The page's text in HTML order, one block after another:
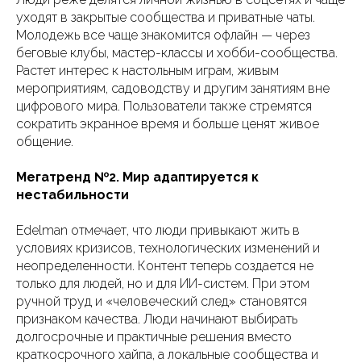
уходят в закрытые сообщества и приватные чаты.
Молодежь все чаще знакомится офлайн — через
беговые клубы, мастер-классы и хобби-сообщества.
Растет интерес к настольным играм, живым
мероприятиям, садоводству и другим занятиям вне
цифрового мира. Пользователи также стремятся
сократить экранное время и больше ценят живое
общение.
Мегатренд №2. Мир адаптируется к
нестабильности
Edelman отмечает, что люди привыкают жить в
условиях кризисов, технологических изменений и
неопределенности. Контент теперь создается не
только для людей, но и для ИИ-систем. При этом
ручной труд и «человеческий след» становятся
признаком качества. Люди начинают выбирать
долгосрочные и практичные решения вместо
краткосрочного хайпа, а локальные сообщества и